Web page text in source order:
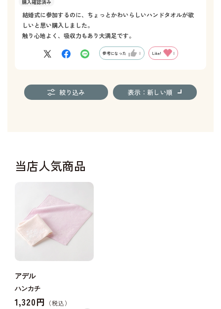
結婚式に参加するのに、ちょっとかわいらしいハンドタオルが欲
しいと思い購入しました。
触り心地よく、吸収力もあり大満足です。
参考になった 0 Like! 0
絞り込み 表示：新しい順
当店人気商品
アデル
ハンカチ
1,320円